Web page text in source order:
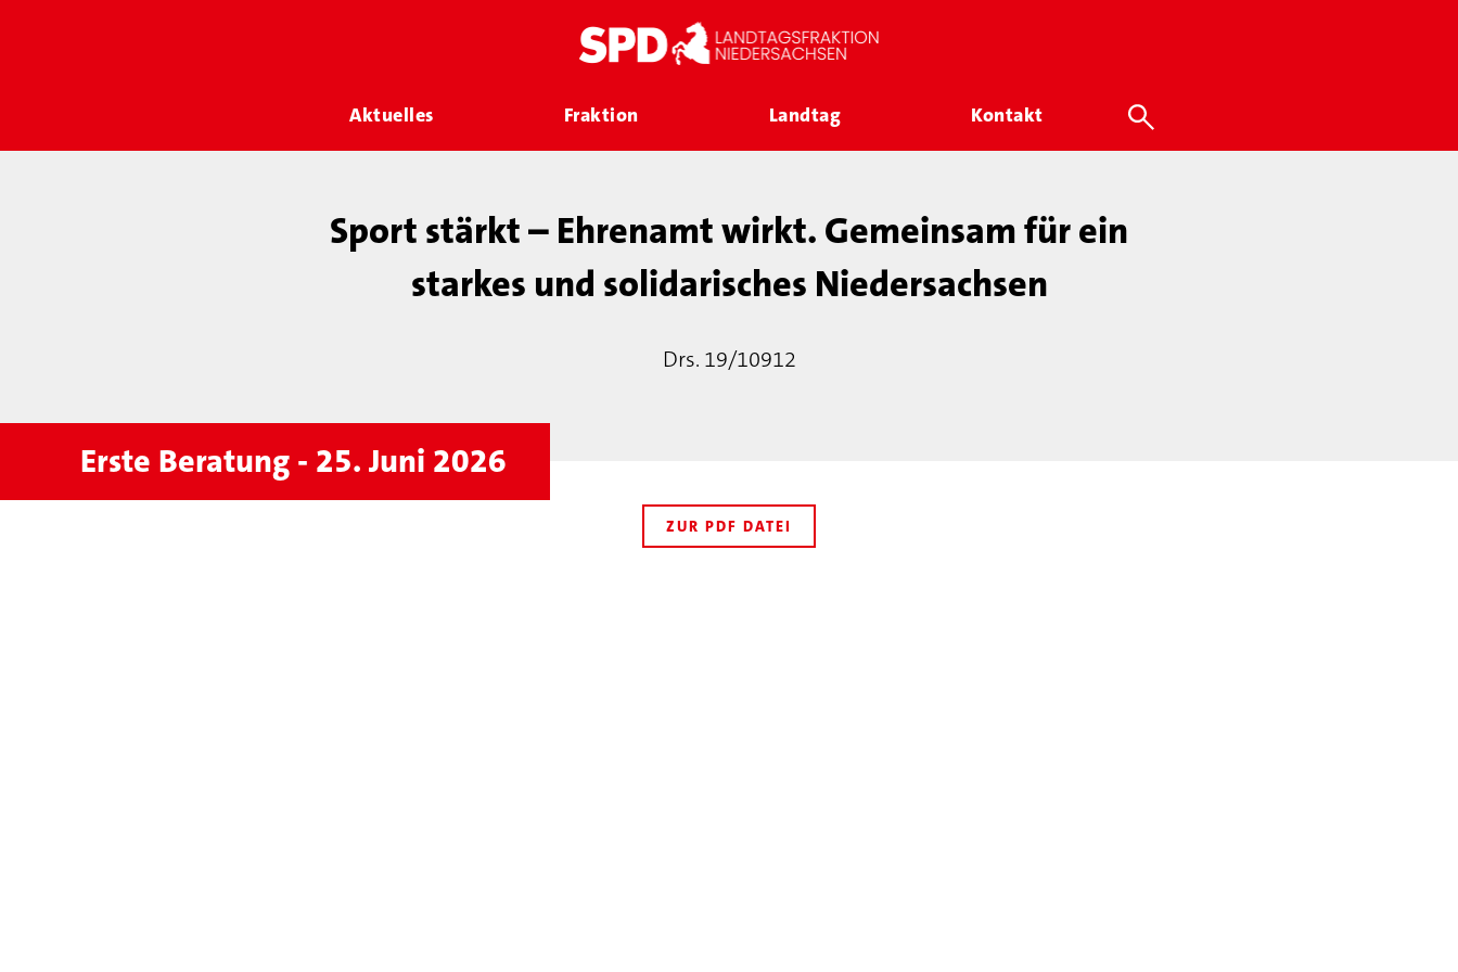
Aktuelles Fraktion Landtag Kontakt
Sport stärkt – Ehrenamt wirkt. Gemeinsam für ein
starkes und solidarisches Niedersachsen
Drs. 19/10912
Erste Beratung - 25. Juni 2026
ZUR PDF DATEI